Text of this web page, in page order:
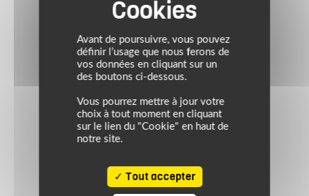
Avant de poursuivre, vous pouvez
définir l’usage que nous ferons de
vos données en cliquant sur un
des boutons ci-dessous.
Vous pourrez mettre à jour votre
choix à tout moment en cliquant
sur le lien du "Cookie" en haut de
notre site.
Tout accepter